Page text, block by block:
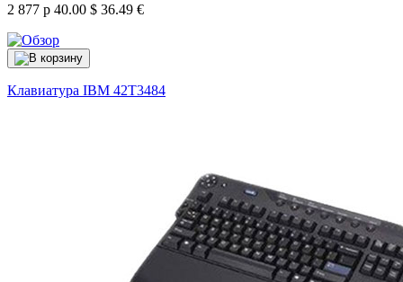
2 877 р 40.00 $ 36.49 €
Клавиатура IBM 42T3484